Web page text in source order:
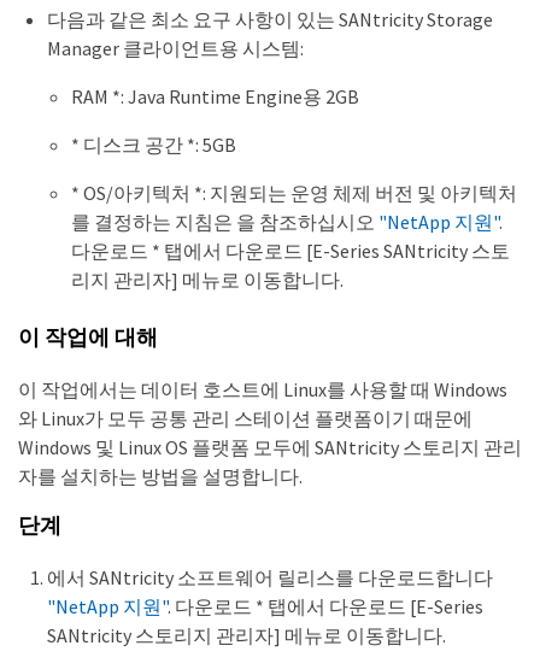
다음과 같은 최소 요구 사항이 있는 SANtricity Storage
Manager 클라이언트용 시스템:
RAM *: Java Runtime Engine용 2GB
* 디스크 공간 *: 5GB
* OS/아키텍처 *: 지원되는 운영 체제 버전 및 아키텍처
를 결정하는 지침은 을 참조하십시오 "NetApp 지원".
다운로드 * 탭에서 다운로드 [E-Series SANtricity 스토
리지 관리자] 메뉴로 이동합니다.
이 작업에 대해
이 작업에서는 데이터 호스트에 Linux를 사용할 때 Windows
와 Linux가 모두 공통 관리 스테이션 플랫폼이기 때문에
Windows 및 Linux OS 플랫폼 모두에 SANtricity 스토리지 관리
자를 설치하는 방법을 설명합니다.
단계
에서 SANtricity 소프트웨어 릴리스를 다운로드합니다
"NetApp 지원". 다운로드 * 탭에서 다운로드 [E-Series
SANtricity 스토리지 관리자] 메뉴로 이동합니다.